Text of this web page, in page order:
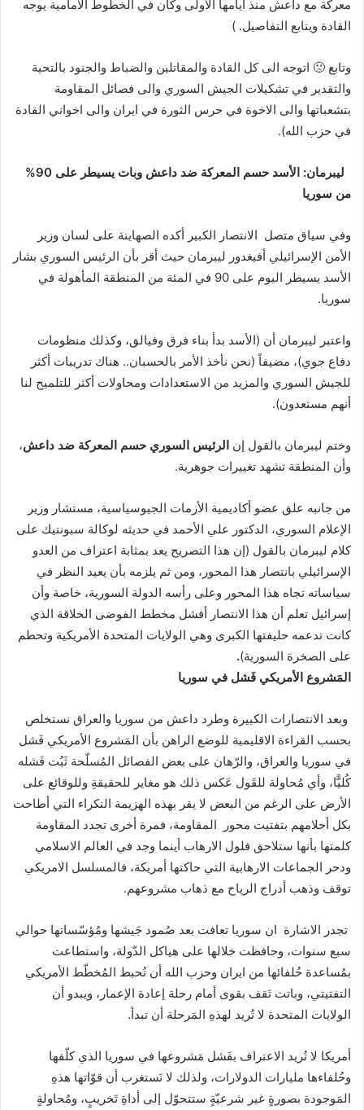
معركة مع داعش منذ ايامها الاولى وكان في الخطوط الامامية يوجه
القادة ويتابع التفاصيل.
)
وتابع 🙁 اتوجه الى كل القادة والمقاتلين والضباط والجنود بالتحية
والتقدير في تشكيلات الجيش السوري والى فصائل المقاومة
بتشعباتها والى الاخوة في حرس الثورة في ايران والى اخواني القادة
في حزب الله).
ليبرمان: الأسد حسم المعركة ضد داعش وبات يسيطر على 90%
من سوريا
وفي سياق متصل الانتصار الكبير أكده الصهاينة على لسان وزير
الأمن الإسرائيلي أفيغدور ليبرمان حيث أقر بأن الرئيس السوري بشار
الأسد يسيطر اليوم على 90 في المئة من المنطقة المأهولة في
سوريا.
واعتبر ليبرمان أن (الأسد بدأ بناء فرق وفيالق، وكذلك منظومات
دفاع جوي)، مضيفاً (نحن نأخذ الأمر بالحسبان.. هناك تدريبات أكثر
للجيش السوري والمزيد من الاستعدادات ومحاولات أكثر للتلميح لنا
أنهم مستعدون).
وختم ليبرمان بالقول إن الرئيس السوري حسم المعركة ضد داعش،
وأن المنطقة تشهد تغييرات جوهرية.
من جانبه علق عضو أكاديمية الأزمات الجيوسياسية، مستشار وزير
الإعلام السوري، الدكتور علي الأحمد في حديثه لوكالة سبونتيك على
كلام ليبرمان بالقول (إن هذا التصريح يعد بمثابة اعتراف من العدو
الإسرائيلي بانتصار هذا المحور، ومن ثم يلزمه بأن يعيد النظر في
سياساته تجاه هذا المحور وعلى رأسه الدولة السورية، خاصة وأن
إسرائيل تعلم أن هذا الانتصار أفشل مخطط الفوضى الخلاقة الذي
كانت تدعمه حليفتها الكبرى وهي الولايات المتحدة الأمريكية وتحطم
على الصخرة السورية).
المَشروع الأمريكي فَشل في سوريا
وبعد الانتصارات الكبيرة وطرد داعش من سوريا والعراق نستخلص
بحسب القراءة الاقليمية للوضع الراهن بأن المَشروع الأمريكي فَشل
في سوريا والعراق، والرّهان على بعض الفصائل المُسلّحة ثَبُت فَشله
كُليًّا، وأي مُحاولة للقَول عَكس ذلك هو مغاير للحقيقةِ وللوقائع على
الأرض على الرغم من البعض لا يقر بهذه الهزيمة النكراء التي أطاحت
بكل أحلامهم بتفتيت محور المقاومة، فمرة أخرى تجدد المقاومة
كلمتها بأنها ستلاحق فلول الارهاب أينما وجد في العالم الاسلامي
ودحر الجماعات الارهابية التي حاكتها أمريكة، فالمسلسل الامريكي
توقف وذهب أدراج الرياح مع ذهاب مشروعهم.
تجدر الاشارة ان سوريا تعافت بعد صُمود جَيشها ومُؤسّساتها حوالي
سبع سنوات، وحافظت خلالها على هياكل الدّولة، واستطاعت
بمُساعدة حُلفائها من ايران وحزب الله أن تُحبط المُخطّط الأمريكي
التفتيتي، وباتت تَقف بقوى أمام رحلة إعادة الإعمار، ويبدو أن
الولايات المتحدة لا تُريد لهذهِ المَرحلة أن تبدأ.
أمريكا لا تُريد الاعتراف بفَشل مَشروعها في سوريا الذي كلّفها
وحُلفاءها مليارات الدولارات، ولذلك لا نَستغرب أن قوّاتها هذهِ
المَوجودة بصورةٍ غير شرعيّةٍ ستتحوّل إلى أداةِ تَخريبٍ، ومُحاولةٍ